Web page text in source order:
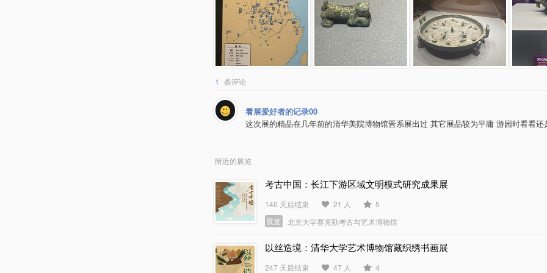
1 条评论
看展爱好者的记录00
这次展的精品在几年前的清华美院博物馆晋系展出过 其它展品较为平庸 游园时看看还
附近的展览
考古中国：长江下游区域文明模式研究成果展
140 天后结束 21 人
5
展览
北京大学赛克勒考古与艺术博物馆
以丝造境：清华大学艺术博物馆藏织绣书画展
247 天后结束 47 人 4